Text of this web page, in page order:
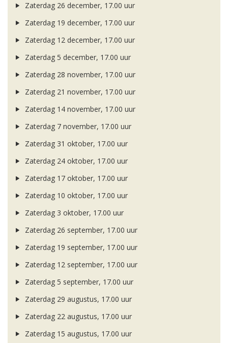
Zaterdag 26 december, 17.00 uur
Zaterdag 19 december, 17.00 uur
Zaterdag 12 december, 17.00 uur
Zaterdag 5 december, 17.00 uur
Zaterdag 28 november, 17.00 uur
Zaterdag 21 november, 17.00 uur
Zaterdag 14 november, 17.00 uur
Zaterdag 7 november, 17.00 uur
Zaterdag 31 oktober, 17.00 uur
Zaterdag 24 oktober, 17.00 uur
Zaterdag 17 oktober, 17.00 uur
Zaterdag 10 oktober, 17.00 uur
Zaterdag 3 oktober, 17.00 uur
Zaterdag 26 september, 17.00 uur
Zaterdag 19 september, 17.00 uur
Zaterdag 12 september, 17.00 uur
Zaterdag 5 september, 17.00 uur
Zaterdag 29 augustus, 17.00 uur
Zaterdag 22 augustus, 17.00 uur
Zaterdag 15 augustus, 17.00 uur